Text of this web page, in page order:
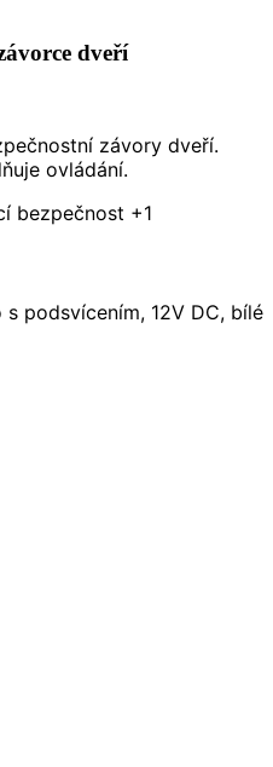
dveří
závory dveří.
ovládání.
bezpečnost +1
podsvícením, 12V DC, bílé